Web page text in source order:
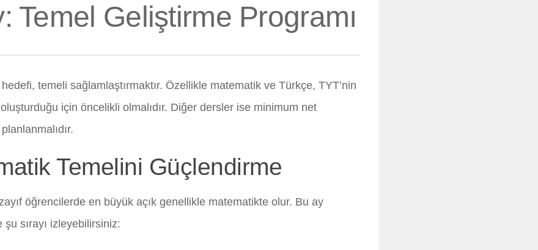
Temel Geliştirme Programı
hedefi, temeli sağlamlaştırmaktır. Özellikle matematik ve Türkçe, TYT’nin
oluşturduğu için öncelikli olmalıdır. Diğer dersler ise minimum net
Temelini Güçlendirme
öğrencilerde en büyük açık genellikle matematikte olur. Bu ay
şu sırayı izleyebilirsiniz: